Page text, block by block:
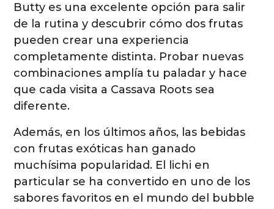
Butty es una excelente opción para salir
de la rutina y descubrir cómo dos frutas
pueden crear una experiencia
completamente distinta. Probar nuevas
combinaciones amplía tu paladar y hace
que cada visita a Cassava Roots sea
diferente.
Además, en los últimos años, las bebidas
con frutas exóticas han ganado
muchísima popularidad. El lichi en
particular se ha convertido en uno de los
sabores favoritos en el mundo del bubble